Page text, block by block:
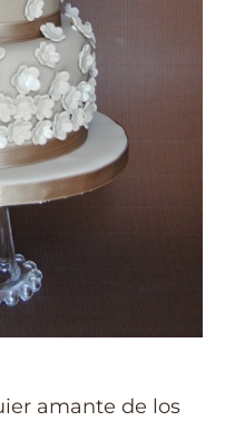
amante de los